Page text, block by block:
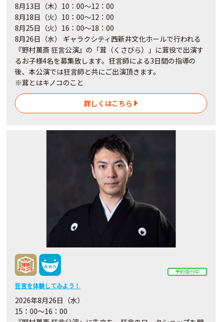
8月13日（木）10：00〜12：00
8月18日（火）10：00〜12：00
8月25日（火）16：00～18：00
8月26日（水） ギャラクシティ西新井文化ホールで行われる
『野村萬斎 狂言公演』の「茸（くさびら）」に茸役で出演す
るお子様4名を募集致します。狂言師による3日間の指導の
後、本公演では狂言師と共にご出演頂きます。
※茸とはキノコのこと
詳しくはこちら
予約受付中
狂言を体験してみよう！
2026年8月26日（水）
15：00～16：00